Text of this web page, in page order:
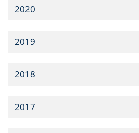
2020
2019
2018
2017